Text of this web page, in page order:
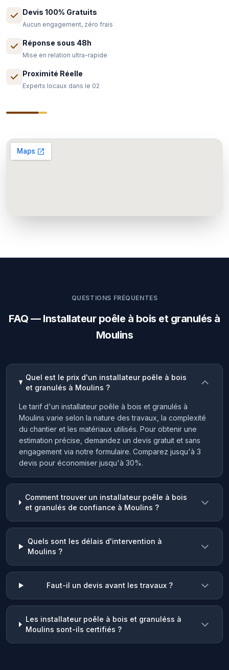
Devis 100% Gratuits
Aucun engagement, zéro frais
Réponse sous 48h
Mise en relation ultra-rapide
Proximité Réelle
Experts locaux dans le 02
QUESTIONS FRÉQUENTES
FAQ — Installateur poêle à bois et granulés à
Moulins
Quel est le prix d'un installateur poêle à bois
et granulés à Moulins ?
Le tarif d'un installateur poêle à bois et granulés à
Moulins varie selon la nature des travaux, la complexité
du chantier et les matériaux utilisés. Pour obtenir une
estimation précise, demandez un devis gratuit et sans
engagement via notre formulaire. Comparez jusqu'à 3
devis pour économiser jusqu'à 30%.
Comment trouver un installateur poêle à bois
et granulés de confiance à Moulins ?
Quels sont les délais d'intervention à
Moulins ?
Faut-il un devis avant les travaux ?
Les installateur poêle à bois et granuléss à
Moulins sont-ils certifiés ?